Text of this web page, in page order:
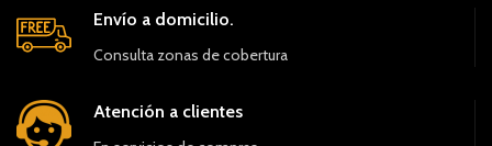
Envío a domicilio.
Consulta zonas de cobertura
Atención a clientes